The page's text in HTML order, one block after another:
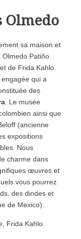
Olmedo
sa maison et
Olmedo Patiño
de Frida Kahlo.
engagée qui a
des
. Le musée
ainsi que
(ancienne
expositions
Nous
charme dans
œuvres et
vous pourrez
des dindes et
de Mexico).
Frida Kahlo.